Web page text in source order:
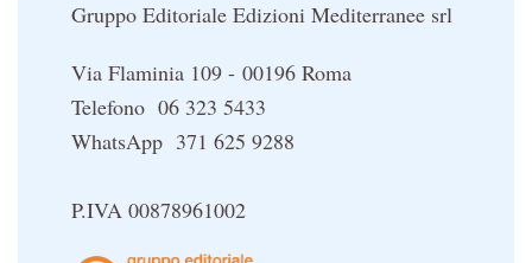
Gruppo Editoriale Edizioni Mediterranee srl
Via Flaminia 109 - 00196 Roma
Telefono 06 323 5433
WhatsApp 371 625 9288
P.IVA 00878961002